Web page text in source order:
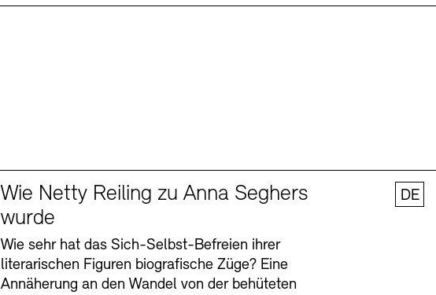
Wie Netty Reiling zu Anna Seghers
wurde
Wie sehr hat das Sich-Selbst-Befreien ihrer
literarischen Figuren biografische Züge? Eine
Annäherung an den Wandel von der behüteten
DE